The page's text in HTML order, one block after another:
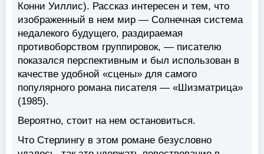
Конни Уиллис). Рассказ интересен и тем, что
изображенный в нем мир — Солнечная система
недалекого будущего, раздираемая
противоборством группировок, — писателю
показался перспективным и был использован в
качестве удобной «сцены» для самого
популярного романа писателя — «Шизматрица»
(1985).
Вероятно, стоит на нем остановиться.
Что Стерлингу в этом романе безусловно